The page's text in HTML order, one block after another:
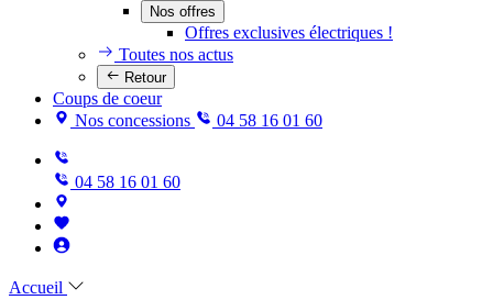
Nos offres
Offres exclusives électriques !
Toutes nos actus
Retour
Coups de coeur
Nos concessions
04 58 16 01 60
04 58 16 01 60
Accueil